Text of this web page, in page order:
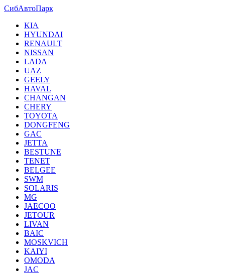
СибАвтоПарк
KIA
HYUNDAI
RENAULT
NISSAN
LADA
UAZ
GEELY
HAVAL
CHANGAN
CHERY
TOYOTA
DONGFENG
GAC
JETTA
BESTUNE
TENET
BELGEE
SWM
SOLARIS
MG
JAECOO
JETOUR
LIVAN
BAIC
MOSKVICH
KAIYI
OMODA
JAC